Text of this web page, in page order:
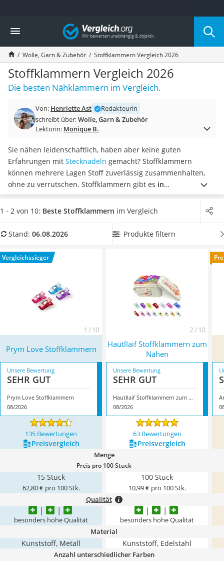
Die beliebtesten Vergleiche nach Kategorie
Freizeit & Sport
Gartentrampolin
Trampolin
Metalldetektor
Eufab-Fahrradträger
Trampolin 366 cm
Aluminium-Koffer
Futterboot
E-Bike-Dreirad
Trekkingschuhe Herren
Reisetasche mit Rollen
Klimmzugstation
Koffer
Nachtsichtgerät
Handgepäck-Koffer
Wanderschuhe Herren
Sicherheitsweste Reiten
Vergleich
Wolle, Garn & Zubehör Stoffklammern Vergleich 2026
Stoffklammern Vergleich 2026
Die besten Nähklammern im Vergleich.
Von: Henriette Ast
Redakteurin
schreibt über:Wolle, Garn & Zubehör
Lektorin: Monique B.
Sie nähen leidenschaftlich, haben aber keine guten
Erfahrungen mit Stecknadeln gemacht? Stoffklammern
können mehrere Lagen Stoff zuverlässig zusammenhalten,
ohne zu verrutschen. Stoffklammern gibt es in
unterschiedlichen Farben und Mengen.Diverse Tests
bestätigen den sehr guten Halt und das einfache Handling
Produkttabelle, die eine
besonders hohe Qualität aufweisen
hier im August 2026 besonders das Modell
Stoffklammern
1 - 2 von 10: Beste Stoffklammern im Vergleich
Stand: 06.08.2026 Produkte filtern
Vergleichssieger
1 / 10 2 / 10
Prym Love Stoffklammern
Hautllaif Stoffklammern zum
Nähen
Unsere Bewertung
SEHR GUT
Prym Love Stoffklammern
08/2026
Unsere Bewertung
SEHR GUT
Hautllaif Stoffklammern zum Nähen
08/2026
135 Bewertungen 63 Bewertungen
Preis­vergleich Preis­vergleich
Menge
Preis pro 100 Stück
15 Stück
62,80 € pro 100 Stk.
100 Stück
10,99 € pro 100 Stk.
Qualität
besonders hohe Qualität besonders hohe Qualität
Material
Kunststoff, Metall Kunststoff, Edelstahl
Anzahl unterschiedlicher Farben